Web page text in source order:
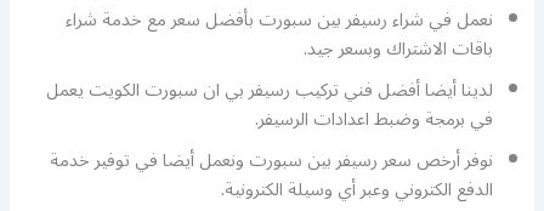
نعمل في شراء رسيفر بين سبورت بأفضل سعر مع خدمة شراء
باقات الاشتراك وبسعر جيد.
لدينا أيضا أفضل فني تركيب رسيفر بي ان سبورت الكويت يعمل
في برمجة وضبط اعدادات الرسيفر.
نوفر أرخص سعر رسيفر بين سبورت ونعمل أيضا في توفير خدمة
الدفع الكتروني وعبر أي وسيلة الكترونية.